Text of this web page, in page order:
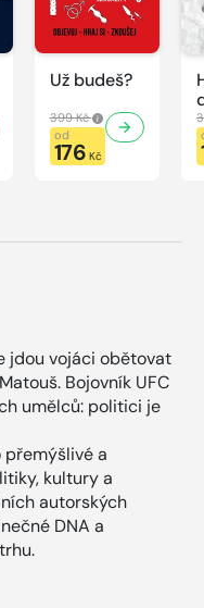
Už budeš?
399 Kč
od
176 Kč
jdou vojáci obětovat
Bojovník UFC
umělců: politici je
a
kultury a
autorských
DNA a